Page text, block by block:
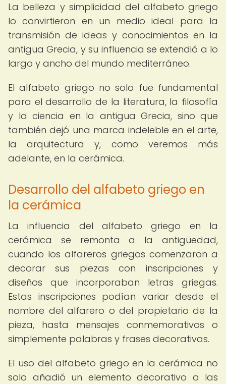
La belleza y simplicidad del alfabeto griego
lo convirtieron en un medio ideal para la
transmisión de ideas y conocimientos en la
antigua Grecia, y su influencia se extendió a lo
largo y ancho del mundo mediterráneo.
El alfabeto griego no solo fue fundamental
para el desarrollo de la literatura, la filosofía
y la ciencia en la antigua Grecia, sino que
también dejó una marca indeleble en el arte,
la arquitectura y, como veremos más
adelante, en la cerámica.
Desarrollo del alfabeto griego en
la cerámica
La influencia del alfabeto griego en la
cerámica se remonta a la antigüedad,
cuando los alfareros griegos comenzaron a
decorar sus piezas con inscripciones y
diseños que incorporaban letras griegas.
Estas inscripciones podían variar desde el
nombre del alfarero o del propietario de la
pieza, hasta mensajes conmemorativos o
simplemente palabras y frases decorativas.
El uso del alfabeto griego en la cerámica no
solo añadió un elemento decorativo a las